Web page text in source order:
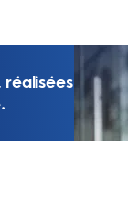
réalisées et